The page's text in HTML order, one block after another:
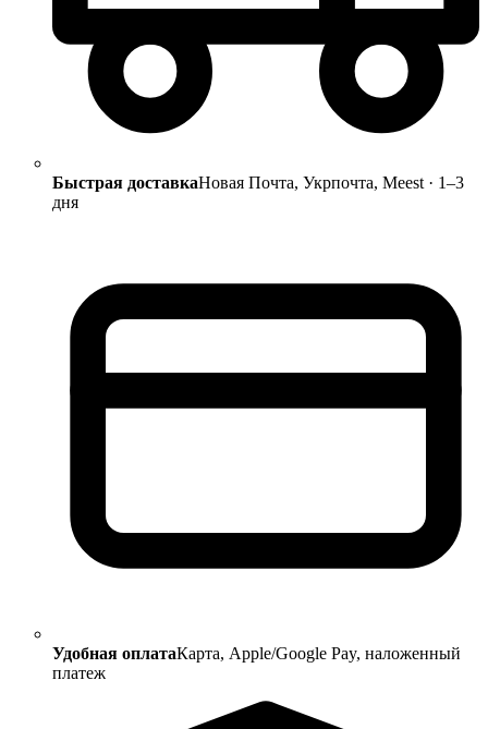
Быстрая доставкаНовая Почта, Укрпочта, Meest · 1–3
дня
Удобная оплатаКарта, Apple/Google Pay, наложенный
платеж